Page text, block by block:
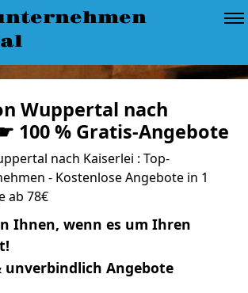
Wuppertal nach
100 % Gratis-Angebote
nach Kaiserlei : Top-
- Kostenlose Angebote in 1
ab 78€
Ihnen, wenn es um Ihren
unverbindlich Angebote